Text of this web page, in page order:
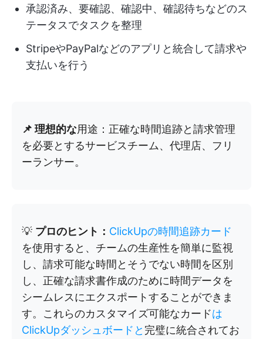
承認済み、要確認、確認中、確認待ちなどのス
テータスでタスクを整理
StripeやPayPalなどのアプリと統合して請求や
支払いを行う
📌 理想的な用途：正確な時間追跡と請求管理
を必要とするサービスチーム、代理店、フリ
ーランサー。
💡 プロのヒント： ClickUpの時間追跡カード
を使用すると、チームの生産性を簡単に監視
し、請求可能な時間とそうでない時間を区別
し、正確な請求書作成のために時間データを
シームレスにエクスポートすることができま
す。これらのカスタマイズ可能なカードは
ClickUpダッシュボードと 完璧に統合されてお